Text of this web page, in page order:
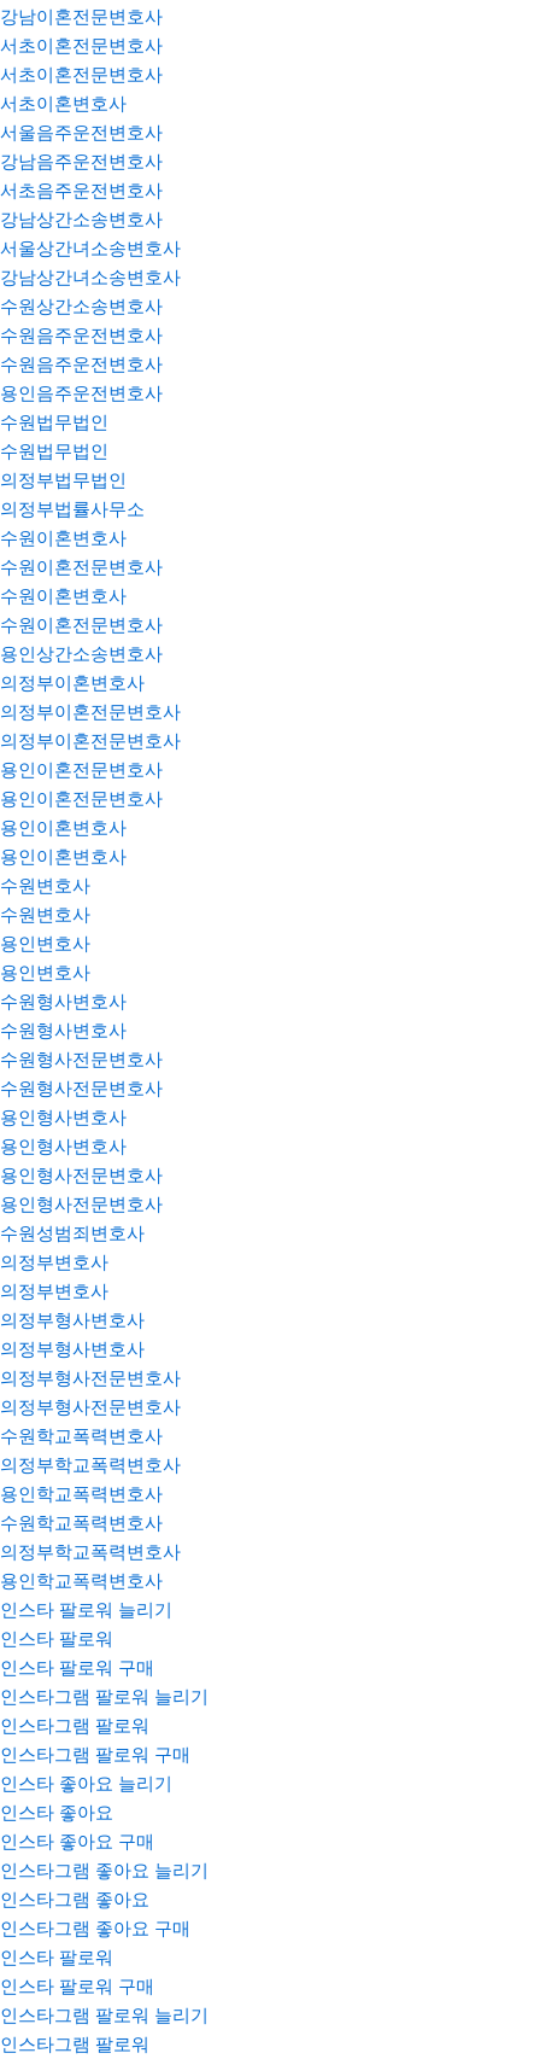
강남이혼전문변호사
서초이혼전문변호사
서초이혼전문변호사
서초이혼변호사
서울음주운전변호사
강남음주운전변호사
서초음주운전변호사
강남상간소송변호사
서울상간녀소송변호사
강남상간녀소송변호사
수원상간소송변호사
수원음주운전변호사
수원음주운전변호사
용인음주운전변호사
수원법무법인
수원법무법인
의정부법무법인
의정부법률사무소
수원이혼변호사
수원이혼전문변호사
수원이혼변호사
수원이혼전문변호사
용인상간소송변호사
의정부이혼변호사
의정부이혼전문변호사
의정부이혼전문변호사
용인이혼전문변호사
용인이혼전문변호사
용인이혼변호사
용인이혼변호사
수원변호사
수원변호사
용인변호사
용인변호사
수원형사변호사
수원형사변호사
수원형사전문변호사
수원형사전문변호사
용인형사변호사
용인형사변호사
용인형사전문변호사
용인형사전문변호사
수원성범죄변호사
의정부변호사
의정부변호사
의정부형사변호사
의정부형사변호사
의정부형사전문변호사
의정부형사전문변호사
수원학교폭력변호사
의정부학교폭력변호사
용인학교폭력변호사
수원학교폭력변호사
의정부학교폭력변호사
용인학교폭력변호사
인스타 팔로워 늘리기
인스타 팔로워
인스타 팔로워 구매
인스타그램 팔로워 늘리기
인스타그램 팔로워
인스타그램 팔로워 구매
인스타 좋아요 늘리기
인스타 좋아요
인스타 좋아요 구매
인스타그램 좋아요 늘리기
인스타그램 좋아요
인스타그램 좋아요 구매
인스타 팔로워
인스타 팔로워 구매
인스타그램 팔로워 늘리기
인스타그램 팔로워